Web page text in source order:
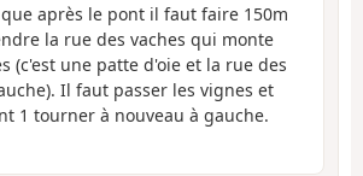
après le pont il faut faire 150m
la rue des vaches qui monte
(c'est une patte d'oie et la rue des
Il faut passer les vignes et
1 tourner à nouveau à gauche.